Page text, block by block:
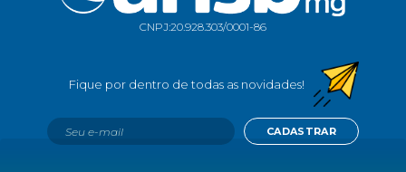
CNPJ:20.928.303/0001-86
CADASTRAR